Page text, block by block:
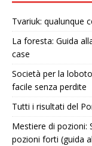
Tvariuk: qualunque
La foresta: Guida
case
Società per la
facile senza perdite
Tutti i risultati del
Mestiere di pozioni:
pozioni forti (guida